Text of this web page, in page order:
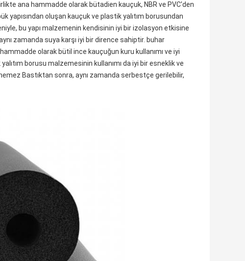
ana hammadde olarak bütadien kauçuk, NBR ve PVC'den
yapısından oluşan kauçuk ve plastik yalıtım borusundan
bu yapı malzemenin kendisinin iyi bir izolasyon etkisine
zamanda suya karşı iyi bir dirence sahiptir. buhar
olarak bütil ince kauçuğun kuru kullanımı ve iyi
borusu malzemesinin kullanımı da iyi bir esneklik ve
Bastıktan sonra, aynı zamanda serbestçe gerilebilir,